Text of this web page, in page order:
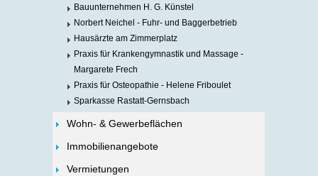
Bauunternehmen H. G. Künstel
Norbert Neichel - Fuhr- und Baggerbetrieb
Hausärzte am Zimmerplatz
Praxis für Krankengymnastik und Massage -
Margarete Frech
Praxis für Osteopathie - Helene Friboulet
Sparkasse Rastatt-Gernsbach
Wohn- & Gewerbeflächen
Immobilienangebote
Vermietungen